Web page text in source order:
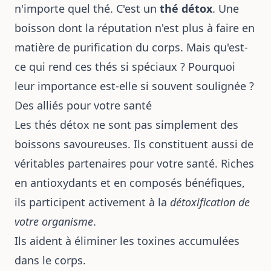
n'importe quel thé. C'est un thé détox. Une
boisson dont la réputation n'est plus à faire en
matière de purification du corps. Mais qu'est-
ce qui rend ces thés si spéciaux ? Pourquoi
leur importance est-elle si souvent soulignée ?
Des alliés pour votre santé
Les thés détox ne sont pas simplement des
boissons savoureuses. Ils constituent aussi de
véritables partenaires pour votre santé. Riches
en antioxydants et en composés bénéfiques,
ils participent activement à la détoxification de
votre organisme.
Ils aident à éliminer les toxines accumulées
dans le corps.